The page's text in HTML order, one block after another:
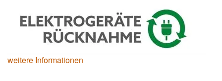
weitere Informationen